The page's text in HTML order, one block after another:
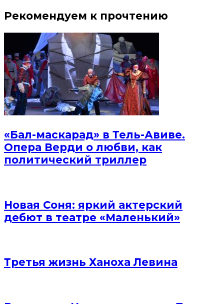
Рекомендуем к прочтению
«Бал-маскарад» в Тель-Авиве.
Опера Верди о любви, как
политический триллер
Новая Соня: яркий актерский
дебют в театре «Маленький»
Третья жизнь Ханоха Левина